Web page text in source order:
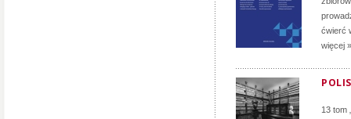
ćwierć
więcej »
13 tom